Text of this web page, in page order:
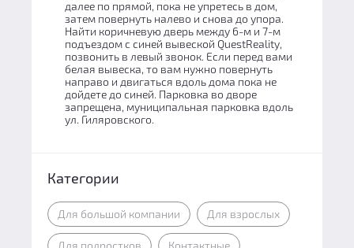
далее по прямой, пока не упретесь в дом,
затем повернуть налево и снова до упора.
Найти коричневую дверь между 6-м и 7-м
подъездом с синей вывеской QuestReality,
позвонить в левый звонок. Если перед вами
белая вывеска, то вам нужно повернуть
направо и двигаться вдоль дома пока не
дойдете до синей. Парковка во дворе
запрещена, муниципальная парковка вдоль
ул. Гиляровского.
Категории
Для большой компании Для взрослых